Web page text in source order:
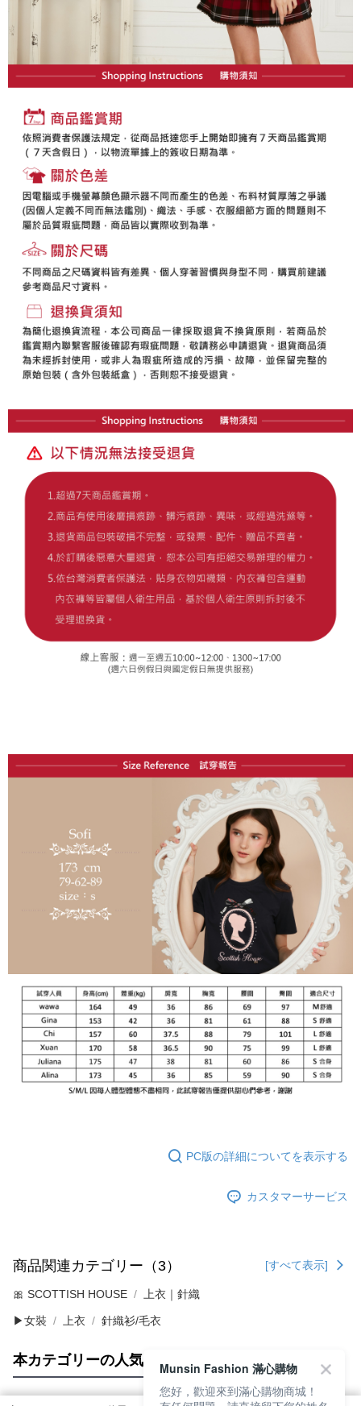
PC版の詳細についてを表示する
カスタマーサービス
商品関連カテゴリー（3） [すべて表示]
🎀 SCOTTISH HOUSE 上衣｜針織
▶女裝 上衣 針織衫/毛衣
本カテゴリーの人気商品 サイト全体のランキング
Munsin Fashion 滿心購物
您好，歡迎來到滿心購物商城！